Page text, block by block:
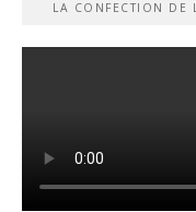
LA CONFECTION DE